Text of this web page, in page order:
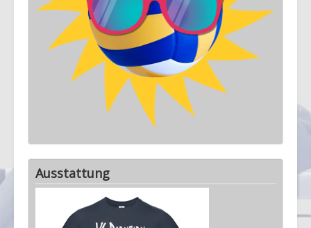
Ausstattung